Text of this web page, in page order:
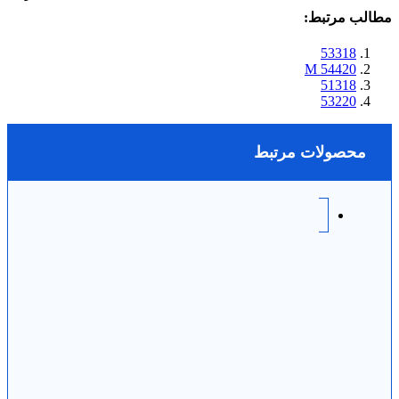
مطالب مرتبط:
53318
54420 M
51318
53220
محصولات مرتبط